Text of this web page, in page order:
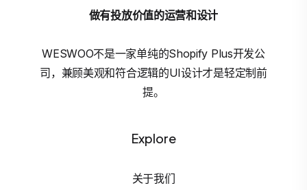
做有投放价值的运营和设计
WESWOO不是一家单纯的Shopify Plus开发公
司，兼顾美观和符合逻辑的UI设计才是轻定制前
提。
Explore
关于我们